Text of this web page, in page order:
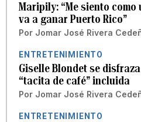
Maripily: “Me siento como
va a ganar Puerto Rico”
Por Jomar José Rivera
ENTRETENIMIENTO
Giselle Blondet se
“tacita de café” incluida
Por Jomar José Rivera
ENTRETENIMIENTO